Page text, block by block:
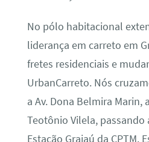
No pólo habitacional
liderança em carreto em
fretes residenciais e
UrbanCarreto. Nós
a Av. Dona Belmira Marin,
Teotônio Vilela,
Estação Grajaú da CPTM.